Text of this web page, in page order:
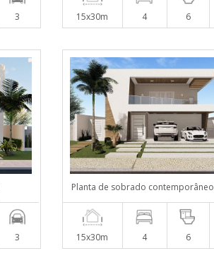
3 15x30m 4 6
3
Planta de sobrado contemporâneo
15x30m 4 6